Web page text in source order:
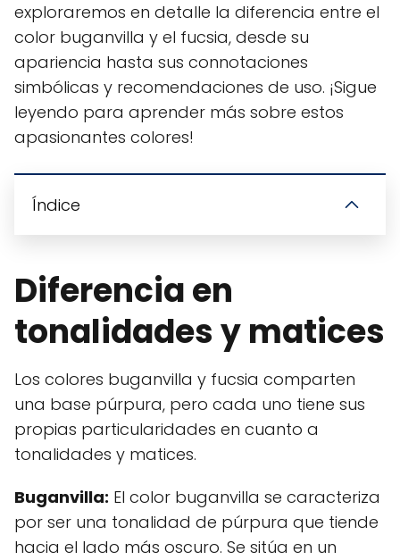
exploraremos en detalle la diferencia entre el
color buganvilla y el fucsia, desde su
apariencia hasta sus connotaciones
simbólicas y recomendaciones de uso. ¡Sigue
leyendo para aprender más sobre estos
apasionantes colores!
Índice
Diferencia en
tonalidades y matices
Los colores buganvilla y fucsia comparten
una base púrpura, pero cada uno tiene sus
propias particularidades en cuanto a
tonalidades y matices.
Buganvilla: El color buganvilla se caracteriza
por ser una tonalidad de púrpura que tiende
hacia el lado más oscuro. Se sitúa en un